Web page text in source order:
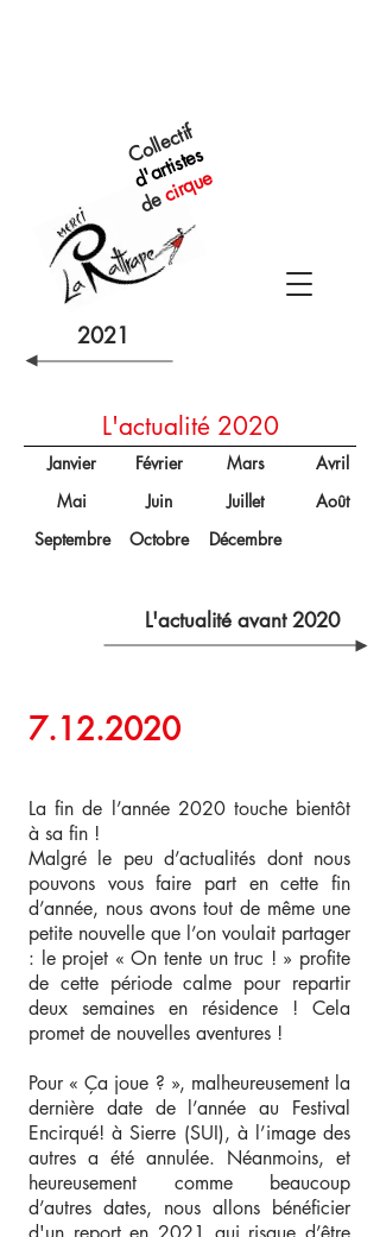
Collectif
d'artistes
decirque
2021
L'actualité 2020
Janvier
Mai
Septembre
Février
Juin
Octobre
Mars
Juillet
Décembre
Avril
Août
L'actualité avant 2020
7.12.2020
La fin de l’année 2020 touche bientôt
à sa fin !
Malgré le peu d’actualités dont nous
pouvons vous faire part en cette fin
d’année, nous avons tout de même une
petite nouvelle que l’on voulait partager
: le projet « On tente un truc ! » profite
de cette période calme pour repartir
deux semaines en résidence ! Cela
promet de nouvelles aventures !
Pour « Ça joue ? », malheureusement la
dernière date de l’année au Festival
Encirqué! à Sierre (SUI), à l’image des
autres a été annulée. Néanmoins, et
heureusement comme beaucoup
d’autres dates, nous allons bénéficier